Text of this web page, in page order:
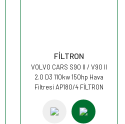
FİLTRON
VOLVO CARS S90 II / V90 II
2.0 D3 110kw 150hp Hava
Filtresi AP180/4 FİLTRON